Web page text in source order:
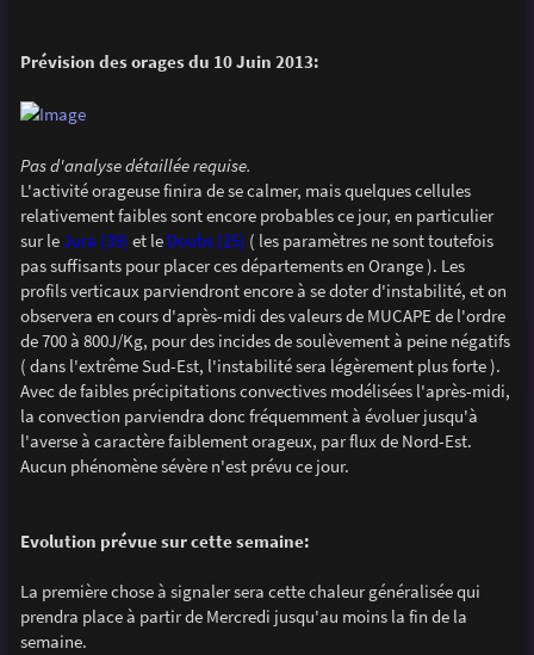
Prévision des orages du 10 Juin 2013:
Pas d'analyse détaillée requise.
L'activité orageuse finira de se calmer, mais quelques cellules
relativement faibles sont encore probables ce jour, en particulier
sur leJura (39) et le Doubs (25) ( les paramètres ne sont toutefois
pas suffisants pour placer ces départements en Orange ). Les
profils verticaux parviendront encore à se doter d'instabilité, et on
observera en cours d'après-midi des valeurs de MUCAPE de l'ordre
de 700 à 800J/Kg, pour des incides de soulèvement à peine négatifs
( dans l'extrême Sud-Est, l'instabilité sera légèrement plus forte ).
Avec de faibles précipitations convectives modélisées l'après-midi,
la convection parviendra donc fréquemment à évoluer jusqu'à
l'averse à caractère faiblement orageux, par flux de Nord-Est.
Aucun phénomène sévère n'est prévu ce jour.
Evolution prévue sur cette semaine:
La première chose à signaler sera cette chaleur généralisée qui
prendra place à partir de Mercredi jusqu'au moins la fin de la
semaine.